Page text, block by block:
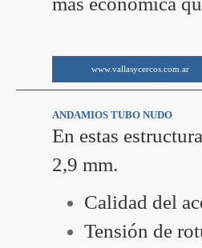
www.vallasycercos.com.ar
ANDAMIOS TUBO NUDO
En estas
2,9 mm.
Calidad del
Tensión de